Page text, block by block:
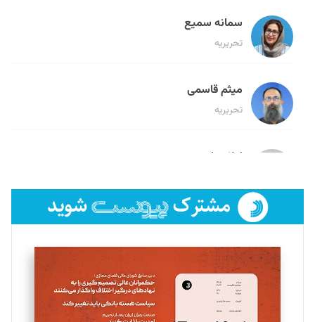
سمانه سمیع
تحریریه
میثم قاسمی
تحریریه
لیلا حنارود
فائزه فتحی رستمی
تحریریه
سروش کرمیان
تحریریه